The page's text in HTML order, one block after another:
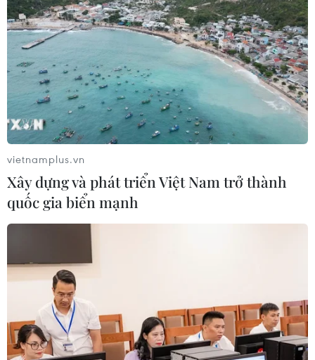
vietnamplus.vn
Xây dựng và phát triển Việt Nam trở thành
quốc gia biển mạnh